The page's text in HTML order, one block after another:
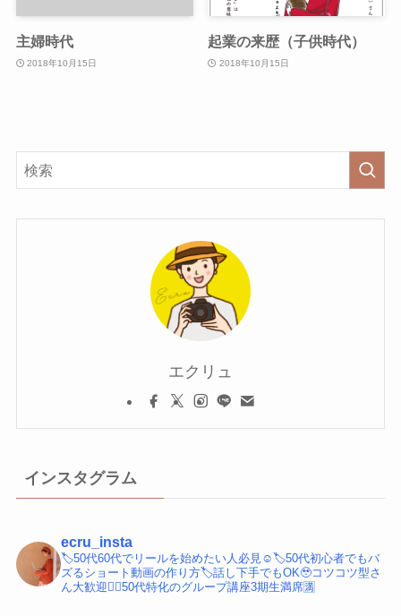
主婦時代
2018年10月15日
起業の来歴（子供時代）
2018年10月15日
エクリュ
インスタグラム
ecru_insta
🏷️50代60代でリールを始めたい人必見☺️ 🏷️50代初心者でもバ
ズるショート動画の作り方🏷️話し下手でもOK🥹コツコツ型さ
ん大歓迎 💁‍♀️50代特化のグループ講座3期生満席🈵